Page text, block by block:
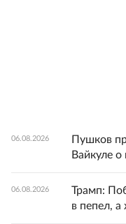
06.08.2026
Пушков
Вайкуле
06.08.2026
Трамп:
в пепел,